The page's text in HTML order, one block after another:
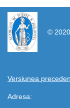
©
Versiunea
Adresa:
https://